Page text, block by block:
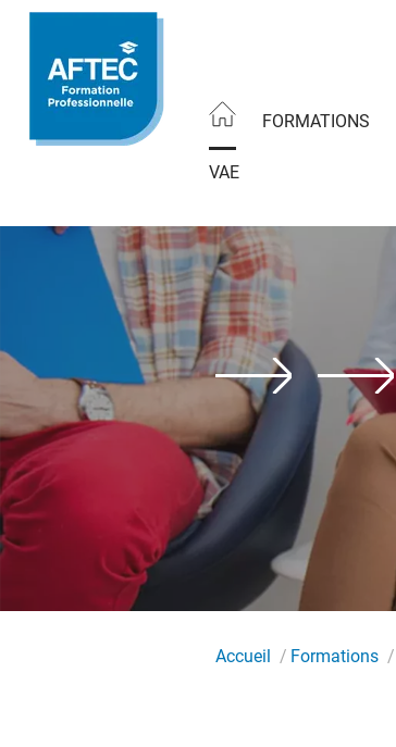
contenu
principal
FORMATIONS
VAE
Accueil Formations